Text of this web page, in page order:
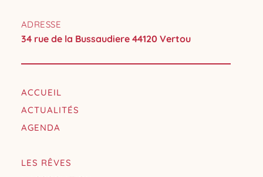
ADRESSE
34 rue de la Bussaudiere 44120 Vertou
ACCUEIL
ACTUALITÉS
AGENDA
LES RÊVES